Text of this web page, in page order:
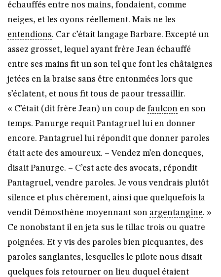
échauffés entre nos mains, fondaient, comme
neiges, et les oyons réellement. Mais ne les
entendions. Car c’était langage Barbare. Excepté un
assez grosset, lequel ayant frère Jean échauffé
entre ses mains fit un son tel que font les châtaignes
jetées en la braise sans être entonmées lors que
s’éclatent, et nous fit tous de paour tressaillir.
« C’était (dit frère Jean) un coup de faulcon en son
temps. Panurge requit Pantagruel lui en donner
encore. Pantagruel lui répondit que donner paroles
était acte des amoureux. – Vendez m’en doncques,
disait Panurge. – C’est acte des avocats, répondit
Pantagruel, vendre paroles. Je vous vendrais plutôt
silence et plus chèrement, ainsi que quelquefois la
vendit Démosthène moyennant son argentangine. »
Ce nonobstant il en jeta sus le tillac trois ou quatre
poignées. Et y vis des paroles bien picquantes, des
paroles sanglantes, lesquelles le pilote nous disait
quelques fois retourner on lieu duquel étaient